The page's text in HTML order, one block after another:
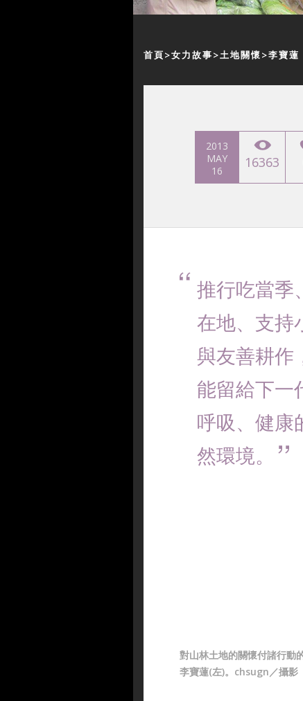
首頁 女力故事 土地關懷 李寶
2013
MAY
16
16363
推行吃當季
在地、支持
與友善耕作
能留給下一
呼吸、健康
然環境。
對山林土地的關懷付諸行動
李寶蓮(左)。chsugn／攝影